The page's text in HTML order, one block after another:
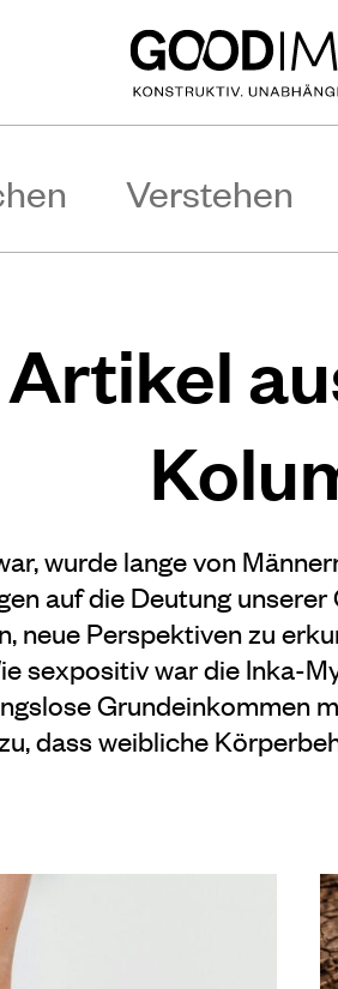
Verstehen
wurde lange von
auf die Deutung
neue Perspektiven zu
sexpositiv war die Inka-
Grundeinkommen
dass weibliche